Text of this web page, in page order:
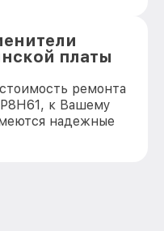
платы
ремонта
к Вашему
надежные